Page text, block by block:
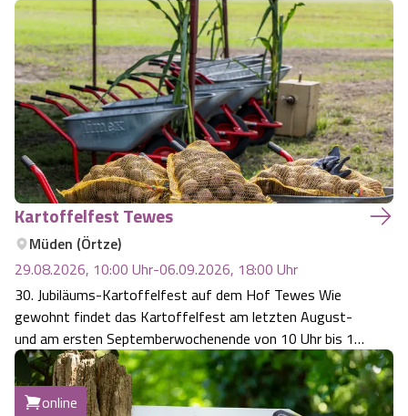
Kartoffelfest Tewes
Müden (Örtze)
29.08.2026, 10:00 Uhr-06.09.2026, 18:00 Uhr
30. Jubiläums-Kartoffelfest auf dem Hof Tewes Wie
gewohnt findet das Kartoffelfest am letzten August-
und am ersten Septemberwochenende von 10 Uhr bis 18
Uhr statt. Ihr könnt in aller Ruhe über den Hof schlendern,
genießen und entdecken. Natürlich dreht sich alles um die
Kartoffel: Sammelt eure Kar…
online